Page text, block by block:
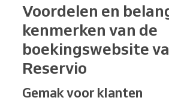
Voordelen en
kenmerken van de
boekingswebsite
Reservio
Gemak voor klanten